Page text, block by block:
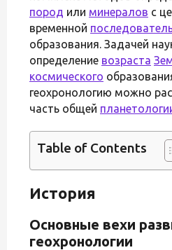
пород или минералов с
временной
образования. Задачей
определение возраста
космического
геохронологию можно
часть общей
Table of Contents
История
Основные вехи
геохронологии